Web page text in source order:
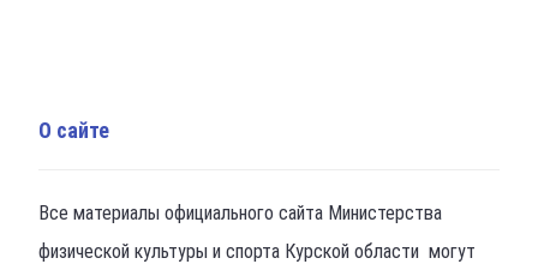
О сайте
Все материалы официального сайта Министерства
физической культуры и спорта Курской области могут